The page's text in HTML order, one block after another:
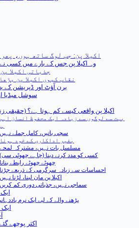
اکیلا پن: جب لوگ ساتھ ہوں،
وہ اکیلا پن جس کے بارے میں کسی نے
جذباتی اکیلا
نقاب کیوں اکیلا پن
برن آؤٹ اور ڈپریشن کے
سوشل میڈیا
اکیلا پن واقعی کیسے کم ہوتا ہے؟ (حقیقی
. سچی باتیں، کامل جملے نہیں
. بغیر اداکاری کے خود ہونا
. مسلسل بات نہیں، مشترکہ لمحے
. کسی کو مدد کرنے دینا (چاہے چھوٹی سی)
. چھوٹے چھوٹے رابطے بنانا
. احساسات سے زیادہ سرگرمی کے ذریعے جڑنا
. اکیلا پن مان لینا، لڑنا نہیں
. سماجی نہیں، جذباتی دوری کم کریں
پڑھنے والے کے لیے ایک نرم
اکثر پوچھے